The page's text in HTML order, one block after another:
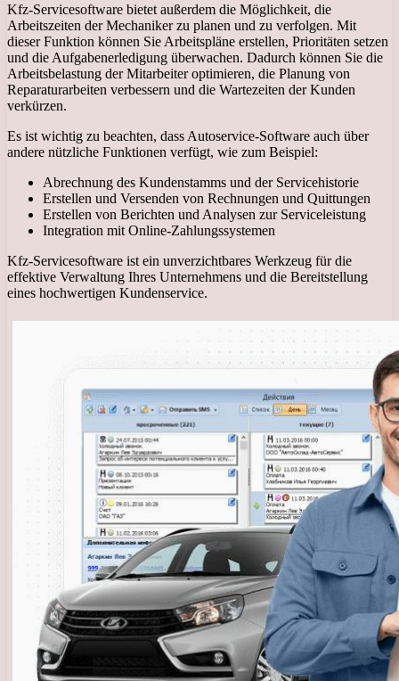
Kfz-Servicesoftware bietet außerdem die Möglichkeit, die
Arbeitszeiten der Mechaniker zu planen und zu verfolgen. Mit
dieser Funktion können Sie Arbeitspläne erstellen, Prioritäten setzen
und die Aufgabenerledigung überwachen. Dadurch können Sie die
Arbeitsbelastung der Mitarbeiter optimieren, die Planung von
Reparaturarbeiten verbessern und die Wartezeiten der Kunden
verkürzen.
Es ist wichtig zu beachten, dass Autoservice-Software auch über
andere nützliche Funktionen verfügt, wie zum Beispiel:
Abrechnung des Kundenstamms und der Servicehistorie
Erstellen und Versenden von Rechnungen und Quittungen
Erstellen von Berichten und Analysen zur Serviceleistung
Integration mit Online-Zahlungssystemen
Kfz-Servicesoftware ist ein unverzichtbares Werkzeug für die
effektive Verwaltung Ihres Unternehmens und die Bereitstellung
eines hochwertigen Kundenservice.